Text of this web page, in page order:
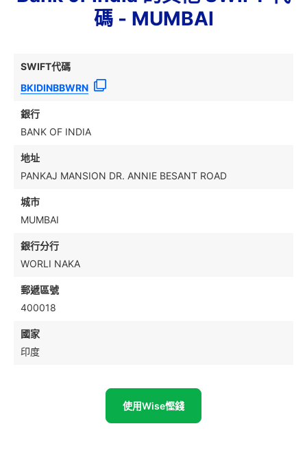
碼 - MUMBAI
SWIFT代碼
BKIDINBBWRN
銀行
BANK OF INDIA
地址
PANKAJ MANSION DR. ANNIE BESANT ROAD
城市
MUMBAI
銀行分行
WORLI NAKA
郵遞區號
400018
國家
印度
使用Wise慳錢